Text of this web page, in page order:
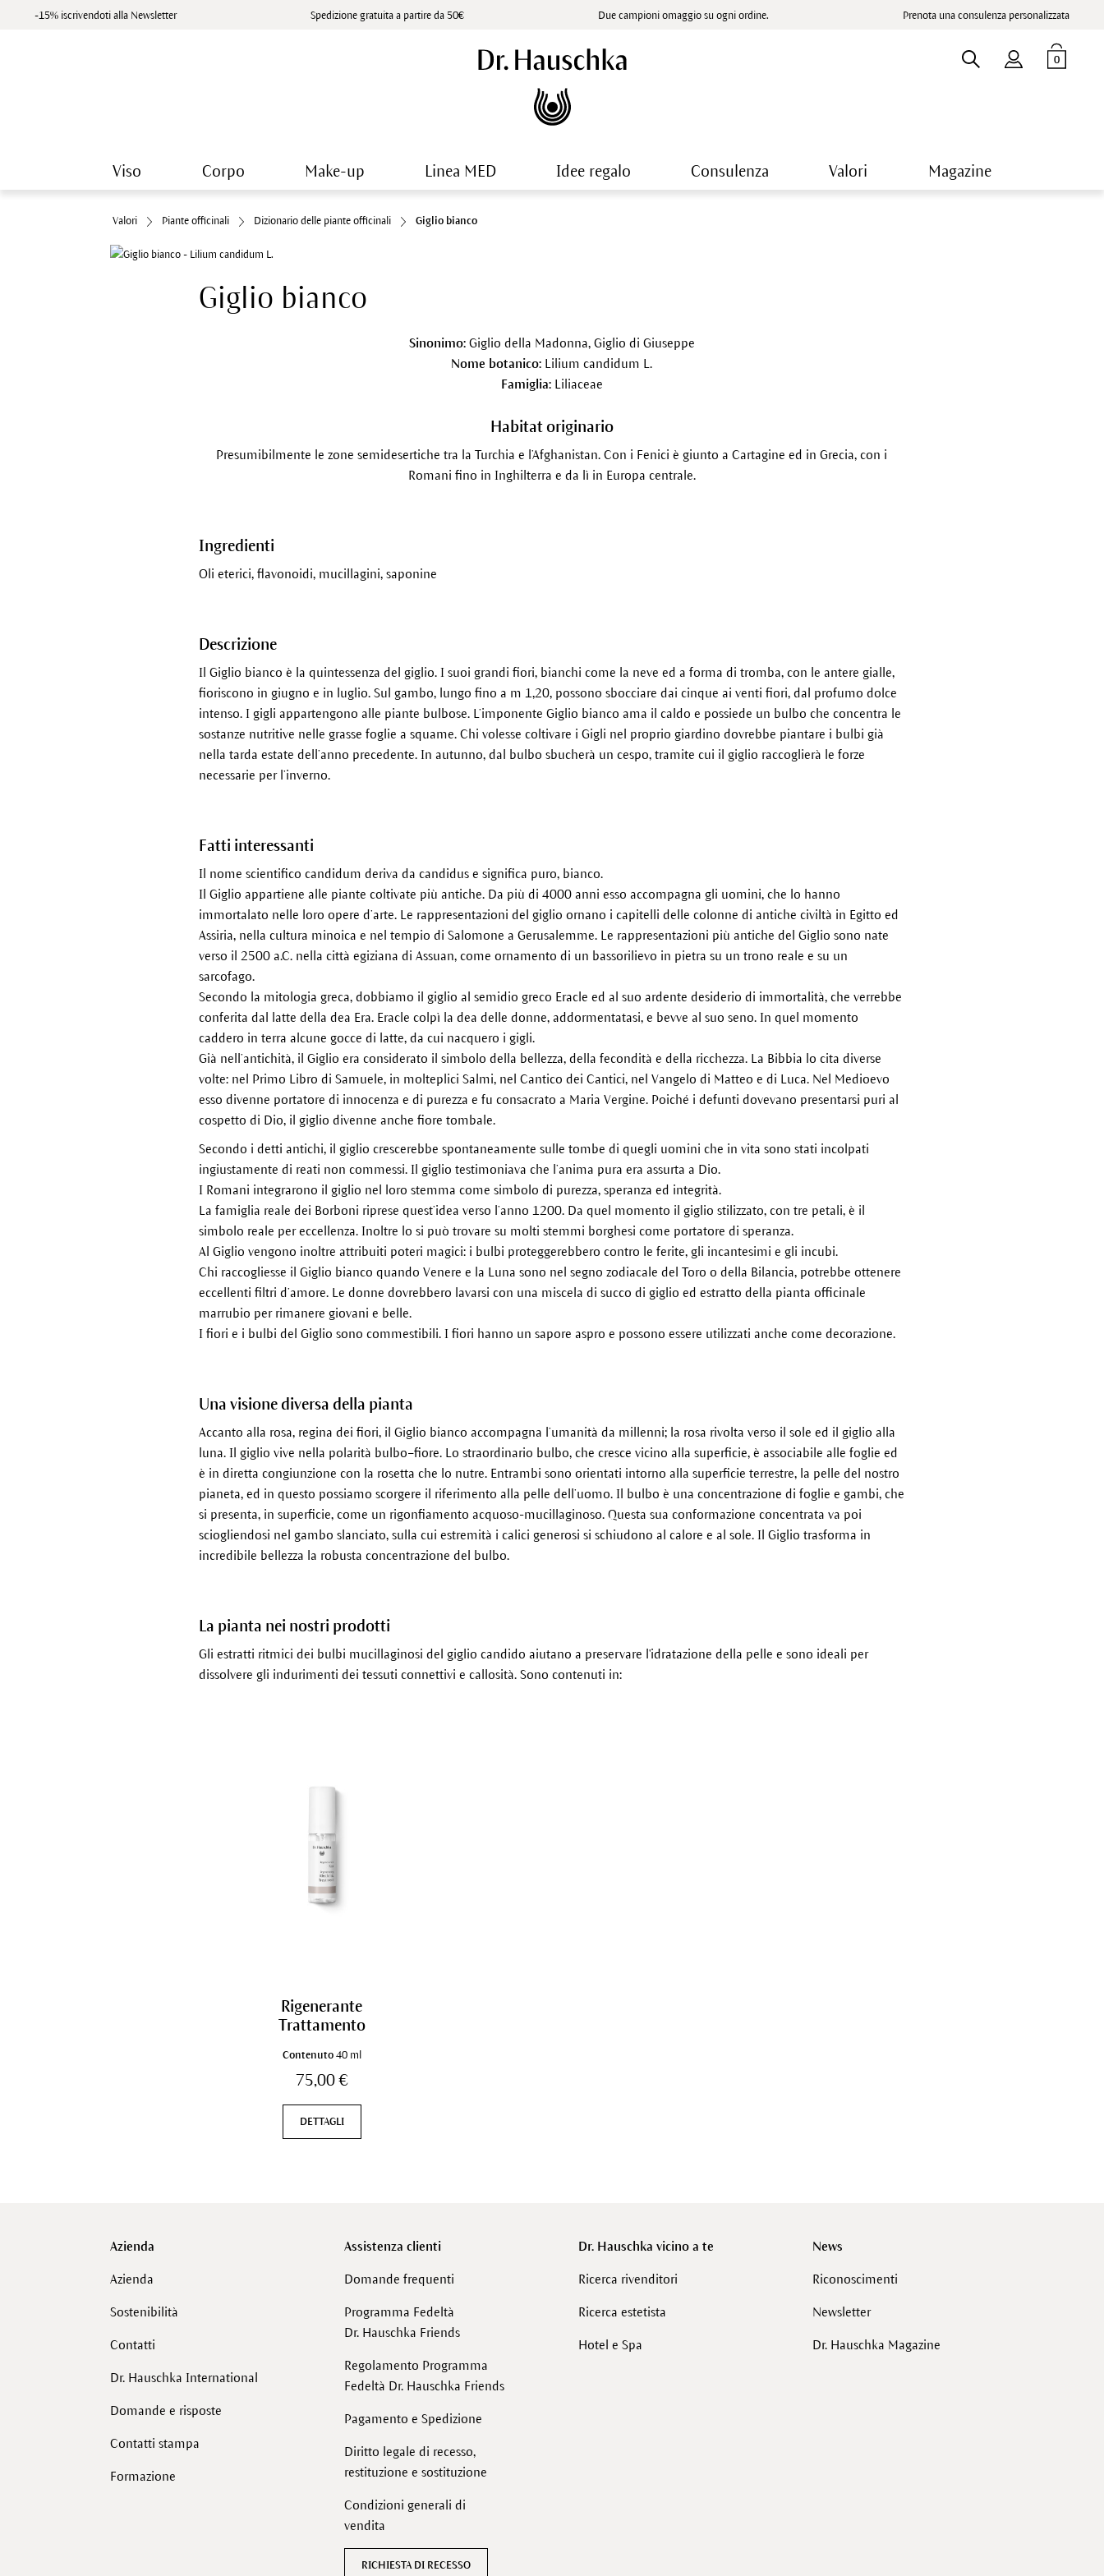
-15% iscrivendoti alla Newsletter Spedizione gratuita a partire da 50€ Due campioni omaggio su ogni ordine. Prenota una consulenza personalizzata
0
Viso Corpo Make-up Linea MED Idee regalo Consulenza Valori Magazine
Valori Piante officinali Dizionario delle piante officinali Giglio bianco
Giglio bianco
Sinonimo:Giglio della Madonna, Giglio di Giuseppe
Nome botanico: Lilium candidum L.
Famiglia:Liliaceae
Habitat originario
Presumibilmente le zone semidesertiche tra la Turchia e l’Afghanistan. Con i Fenici è giunto a Cartagine ed in Grecia, con i
Romani fino in Inghilterra e da lì in Europa centrale.
Ingredienti
Oli eterici, flavonoidi, mucillagini, saponine
Descrizione
Il Giglio bianco è la quintessenza del giglio. I suoi grandi fiori, bianchi come la neve ed a forma di tromba, con le antere gialle,
fioriscono in giugno e in luglio. Sul gambo, lungo fino a m 1,20, possono sbocciare dai cinque ai venti fiori, dal profumo dolce
intenso. I gigli appartengono alle piante bulbose. L’imponente Giglio bianco ama il caldo e possiede un bulbo che concentra le
sostanze nutritive nelle grasse foglie a squame. Chi volesse coltivare i Gigli nel proprio giardino dovrebbe piantare i bulbi già
nella tarda estate dell’anno precedente. In autunno, dal bulbo sbucherà un cespo, tramite cui il giglio raccoglierà le forze
necessarie per l’inverno.
Fatti interessanti
Il nome scientifico candidum deriva da candidus e significa puro, bianco.
Il Giglio appartiene alle piante coltivate più antiche. Da più di 4000 anni esso accompagna gli uomini, che lo hanno
immortalato nelle loro opere d’arte. Le rappresentazioni del giglio ornano i capitelli delle colonne di antiche civiltà in Egitto ed
Assiria, nella cultura minoica e nel tempio di Salomone a Gerusalemme. Le rappresentazioni più antiche del Giglio sono nate
verso il 2500 a.C. nella città egiziana di Assuan, come ornamento di un bassorilievo in pietra su un trono reale e su un
sarcofago.
Secondo la mitologia greca, dobbiamo il giglio al semidio greco Eracle ed al suo ardente desiderio di immortalità, che verrebbe
conferita dal latte della dea Era. Eracle colpì la dea delle donne, addormentatasi, e bevve al suo seno. In quel momento
caddero in terra alcune gocce di latte, da cui nacquero i gigli.
Già nell’antichità, il Giglio era considerato il simbolo della bellezza, della fecondità e della ricchezza. La Bibbia lo cita diverse
volte: nel Primo Libro di Samuele, in molteplici Salmi, nel Cantico dei Cantici, nel Vangelo di Matteo e di Luca. Nel Medioevo
esso divenne portatore di innocenza e di purezza e fu consacrato a Maria Vergine. Poiché i defunti dovevano presentarsi puri al
cospetto di Dio, il giglio divenne anche fiore tombale.
Secondo i detti antichi, il giglio crescerebbe spontaneamente sulle tombe di quegli uomini che in vita sono stati incolpati
ingiustamente di reati non commessi. Il giglio testimoniava che l’anima pura era assurta a Dio.
I Romani integrarono il giglio nel loro stemma come simbolo di purezza, speranza ed integrità.
La famiglia reale dei Borboni riprese quest’idea verso l’anno 1200. Da quel momento il giglio stilizzato, con tre petali, è il
simbolo reale per eccellenza. Inoltre lo si può trovare su molti stemmi borghesi come portatore di speranza.
Al Giglio vengono inoltre attribuiti poteri magici: i bulbi proteggerebbero contro le ferite, gli incantesimi e gli incubi.
Chi raccogliesse il Giglio bianco quando Venere e la Luna sono nel segno zodiacale del Toro o della Bilancia, potrebbe ottenere
eccellenti filtri d’amore. Le donne dovrebbero lavarsi con una miscela di succo di giglio ed estratto della pianta officinale
marrubio per rimanere giovani e belle.
I fiori e i bulbi del Giglio sono commestibili. I fiori hanno un sapore aspro e possono essere utilizzati anche come decorazione.
Una visione diversa della pianta
Accanto alla rosa, regina dei fiori, il Giglio bianco accompagna l’umanità da millenni; la rosa rivolta verso il sole ed il giglio alla
luna. Il giglio vive nella polarità bulbo–fiore. Lo straordinario bulbo, che cresce vicino alla superficie, è associabile alle foglie ed
è in diretta congiunzione con la rosetta che lo nutre. Entrambi sono orientati intorno alla superficie terrestre, la pelle del nostro
pianeta, ed in questo possiamo scorgere il riferimento alla pelle dell’uomo. Il bulbo è una concentrazione di foglie e gambi, che
si presenta, in superficie, come un rigonfiamento acquoso-mucillaginoso. Questa sua conformazione concentrata va poi
sciogliendosi nel gambo slanciato, sulla cui estremità i calici generosi si schiudono al calore e al sole. Il Giglio trasforma in
incredibile bellezza la robusta concentrazione del bulbo.
La pianta nei nostri prodotti
Gli estratti ritmici dei bulbi mucillaginosi del giglio candido aiutano a preservare l'idratazione della pelle e sono ideali per
dissolvere gli indurimenti dei tessuti connettivi e callosità. Sono contenuti in:
Rigenerante
Trattamento
Contenuto 40 ml
75,00 €
DETTAGLI
Azienda
Azienda
Sostenibilità
Contatti
Dr. Hauschka International
Domande e risposte
Contatti stampa
Formazione
Assistenza clienti
Domande frequenti
Programma Fedeltà
Dr. Hauschka Friends
Regolamento Programma
Fedeltà Dr. Hauschka Friends
Pagamento e Spedizione
Diritto legale di recesso,
restituzione e sostituzione
Condizioni generali di
vendita
RICHIESTA DI RECESSO
Dr. Hauschka vicino a te
Ricerca rivenditori
Ricerca estetista
Hotel e Spa
News
Riconoscimenti
Newsletter
Dr. Hauschka Magazine